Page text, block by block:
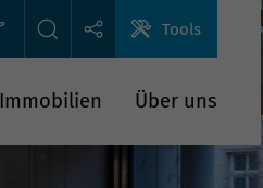
Tools
Immobilien Über uns